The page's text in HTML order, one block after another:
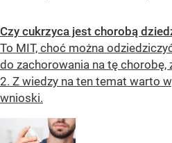
Czy cukrzyca jest chorobą
To MIT, choć można
do zachorowania na tę chorobę,
2. Z wiedzy na ten temat warto
wnioski.